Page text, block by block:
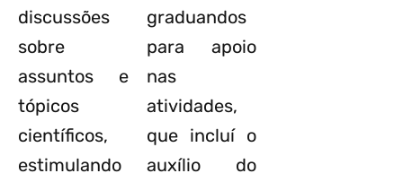
discussões
sobre
assuntos e
tópicos
científicos,
estimulando
graduandos
para apoio
nas
atividades,
que incluí o
auxílio do